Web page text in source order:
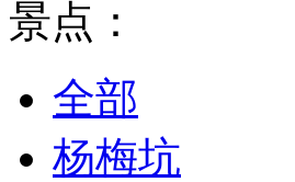
景点：
全部
杨梅坑